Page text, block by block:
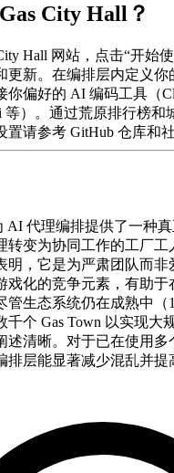
City Hall？
Hall 网站，点击“开始
更新。在编排层内定义你
偏好的 AI 编码工具（
等）。通过荒原排行榜和
置请参考 GitHub 仓库和社
AI 代理编排提供了一种
转变为协同工作的工厂工
明，它是为严肃团队而非
戏化的竞争元素，有助于
管生态系统仍在成熟中（
千个 Gas Town 以实现大
述清晰。对于已在使用多
排层能显著减少混乱并提